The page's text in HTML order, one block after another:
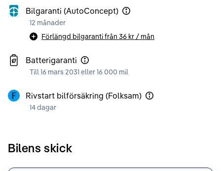
Bilgaranti (AutoConcept)
12 månader
Förlängd bilgaranti från 36 kr / mån
Batterigaranti
Till 16 mars 2031 eller 16 000 mil
Rivstart bilförsäkring (Folksam)
14 dagar
Bilens skick